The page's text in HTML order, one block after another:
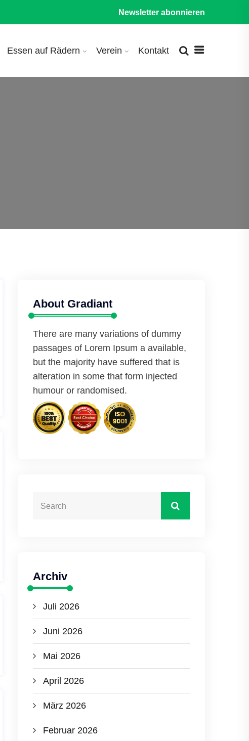
Newsletter abonnieren
Essen auf Rädern Verein Kontakt
About Gradiant
There are many variations of dummy
passages of Lorem Ipsum a available,
but the majority have suffered that is
alteration in some that form injected
humour or randomised.
Archiv
Juli 2026
Juni 2026
Mai 2026
April 2026
März 2026
Februar 2026